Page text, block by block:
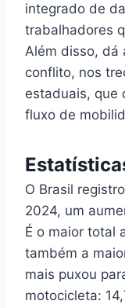
integrado de
trabalhadores
Além disso, dá
conflito, nos
estaduais, que
fluxo de
O Brasil
2024, um
É o maior total
também a
mais puxou
motocicleta: